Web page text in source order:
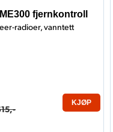
fjernkontroll
radioer, vanntett
KJØP